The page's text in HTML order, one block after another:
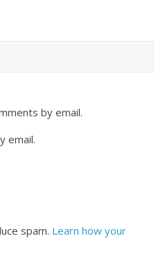
by email.
email.
spam. Learn how your